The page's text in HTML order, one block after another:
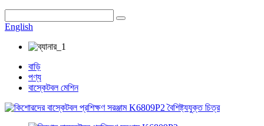
English
বাড়ি
পণ্য
বাস্কেটবল মেশিন